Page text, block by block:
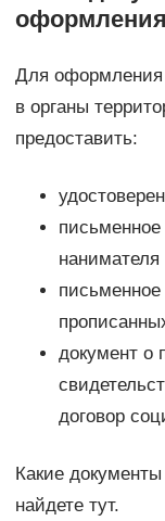
Для оформления
в органы
предоставить:
письменное
письменное
документ о
договор
Какие
найдете тут.